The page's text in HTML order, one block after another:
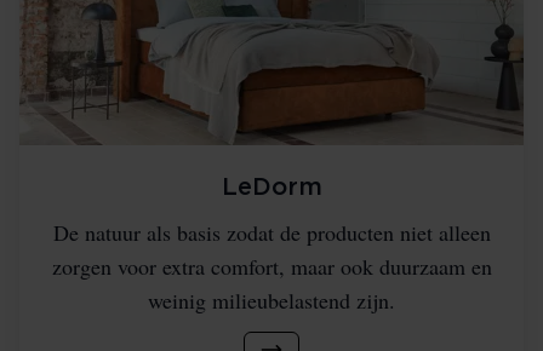
LeDorm
De natuur als basis zodat de producten niet alleen
zorgen voor extra comfort, maar ook duurzaam en
weinig milieubelastend zijn.